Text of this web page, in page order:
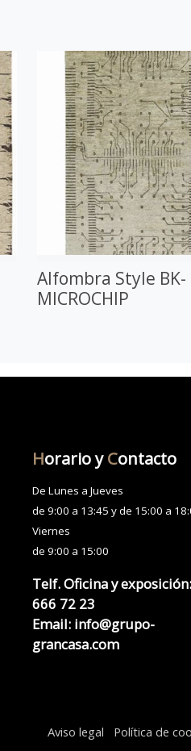
Alfombra Style BK-
MICROCHIP
Horario yContacto
De Lunes a Jueves
de 9:00 a 13:45 y de 15:00 a
Viernes
de 9:00 a 15:00
Telf. Oficina y exposición:
666 72 23
Email: info@grupo-
grancasa.com
Aviso legal Política de